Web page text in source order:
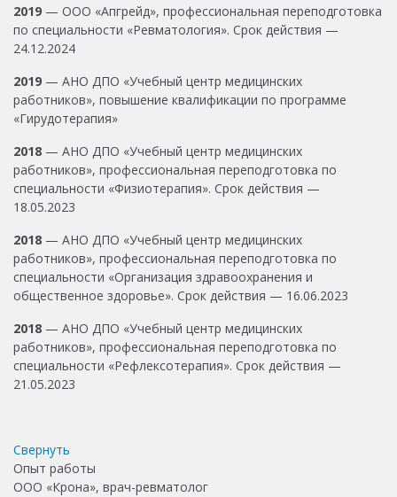
2019 — ООО «Апгрейд», профессиональная переподготовка
по специальности «Ревматология». Срок действия —
24.12.2024
2019 — АНО ДПО «Учебный центр медицинских
работников», повышение квалификации по программе
«Гирудотерапия»
2018 — АНО ДПО «Учебный центр медицинских
работников», профессиональная переподготовка по
специальности «Физиотерапия». Срок действия —
18.05.2023
2018 — АНО ДПО «Учебный центр медицинских
работников», профессиональная переподготовка по
специальности «Организация здравоохранения и
общественное здоровье». Срок действия — 16.06.2023
2018 — АНО ДПО «Учебный центр медицинских
работников», профессиональная переподготовка по
специальности «Рефлексотерапия». Срок действия —
21.05.2023
Свернуть
Опыт работы
ООО «Крона», врач-ревматолог